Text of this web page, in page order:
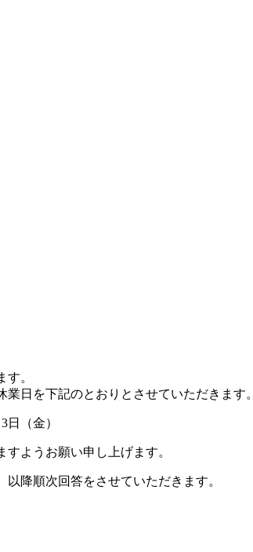
。
日を下記のとおりとさせていただきます。
日（金）
ようお願い申し上げます。
降順次回答をさせていただきます。